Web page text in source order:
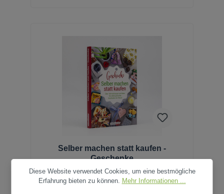
Selber machen statt kaufen -
Geschenke
Diese Website verwendet Cookies, um eine bestmögliche
Erfahrung bieten zu können.
Mehr Informationen ...